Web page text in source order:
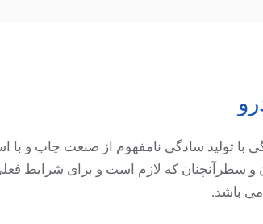
با تولید سادگی نامفهوم از صنعت چاپ و با
و سطرآنچنان که لازم است و برای شرایط
می باشد.